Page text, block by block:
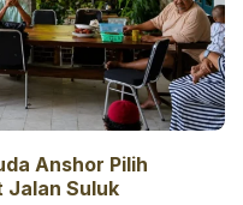
Anshor Pilih
Jalan Suluk